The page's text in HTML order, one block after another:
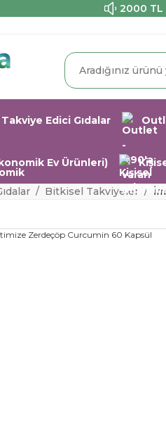
2000 TL
Edici Gıdalar
Ev Ürünleri)
Bitkisel Takviyeler